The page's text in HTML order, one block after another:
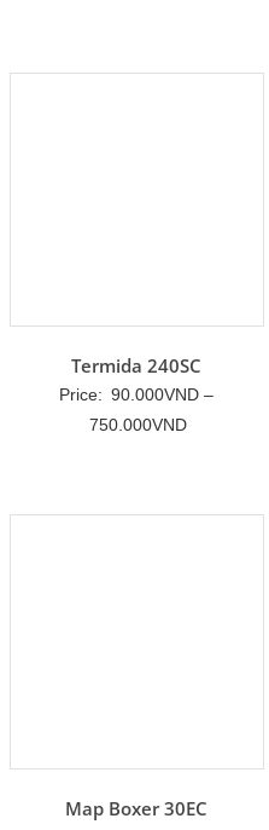
Termida 240SC
Price: 90.000VND –
750.000VNDKhoảng
Map Boxer 30EC